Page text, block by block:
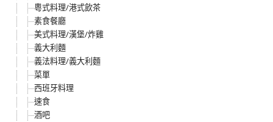
粵式料理/港式飲茶
素食餐廳
美式料理/漢堡/炸雞
義大利麵
義法料理/義大利麵
菜單
西班牙料理
速食
酒吧